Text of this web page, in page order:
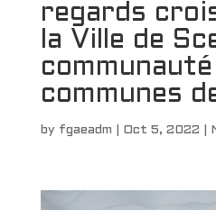
regards
la Ville de
communauté
communes
by fgaeadm Oct 5, 2022